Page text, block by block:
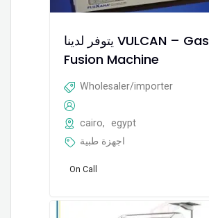
يتوفر لدينا VULCAN – Gas-
Fusion Machine
Wholesaler/importer
cairo,
egypt
اجهزة طبية
On Call